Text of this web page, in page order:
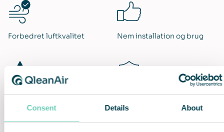
Consent Details About
Forbedret luftkvalitet Nem installation og brug
Fleksibel og uafhængig
Lifetime Performance
Guarantee